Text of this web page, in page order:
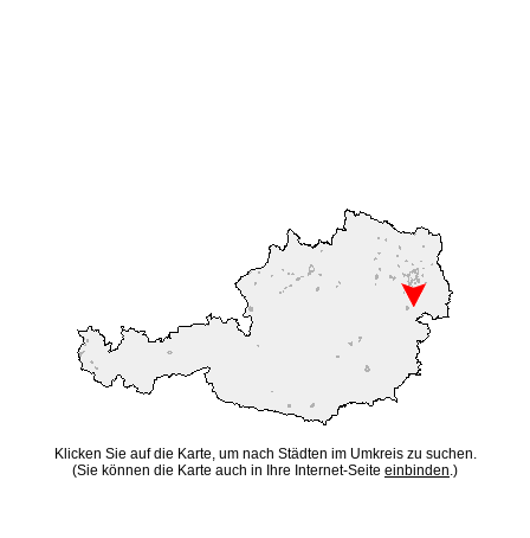
Klicken Sie auf die Karte, um nach Städten im Umkreis zu suchen.
(Sie können die Karte auch in Ihre Internet-Seite einbinden.)